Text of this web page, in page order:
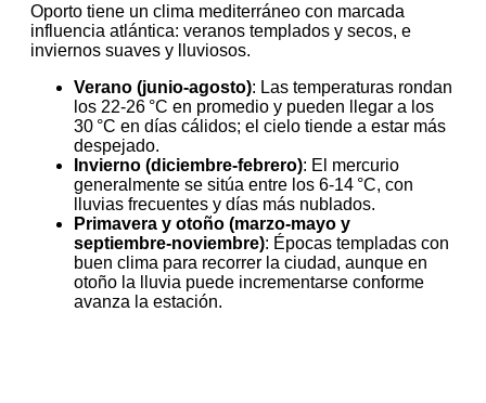
Oporto tiene un clima mediterráneo con marcada
influencia atlántica: veranos templados y secos, e
inviernos suaves y lluviosos.
Verano (junio‑agosto): Las temperaturas rondan
los 22‑26 °C en promedio y pueden llegar a los
30 °C en días cálidos; el cielo tiende a estar más
despejado.
Invierno (diciembre‑febrero): El mercurio
generalmente se sitúa entre los 6‑14 °C, con
lluvias frecuentes y días más nublados.
Primavera y otoño (marzo‑mayo y
septiembre‑noviembre): Épocas templadas con
buen clima para recorrer la ciudad, aunque en
otoño la lluvia puede incrementarse conforme
avanza la estación.